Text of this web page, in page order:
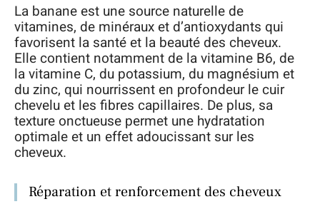
La banane est une source naturelle de
vitamines, de minéraux et d’antioxydants qui
favorisent la santé et la beauté des cheveux.
Elle contient notamment de la vitamine B6, de
la vitamine C, du potassium, du magnésium et
du zinc, qui nourrissent en profondeur le cuir
chevelu et les fibres capillaires. De plus, sa
texture onctueuse permet une hydratation
optimale et un effet adoucissant sur les
cheveux.
Réparation et renforcement des cheveux